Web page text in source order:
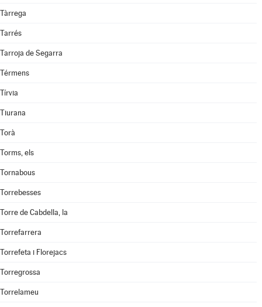
Tàrrega
Tarrés
Tarroja de Segarra
Térmens
Tírvia
Tiurana
Torà
Torms, els
Tornabous
Torrebesses
Torre de Cabdella, la
Torrefarrera
Torrefeta i Florejacs
Torregrossa
Torrelameu